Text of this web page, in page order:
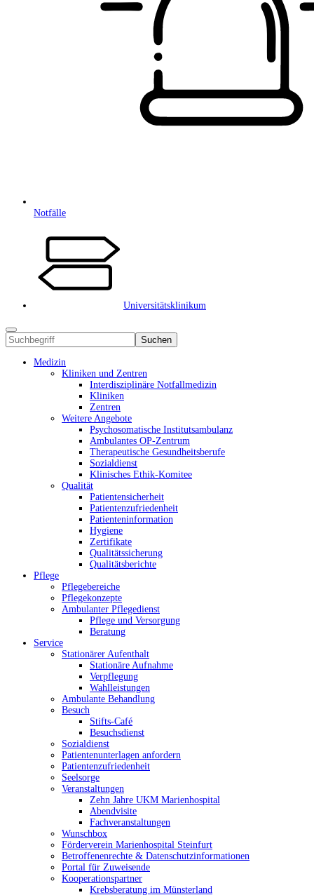
Notfälle
Universitätsklinikum
Suchen
Medizin
Kliniken und Zentren
Interdisziplinäre Notfallmedizin
Kliniken
Zentren
Weitere Angebote
Psychosomatische Institutsambulanz
Ambulantes OP-Zentrum
Therapeutische Gesundheitsberufe
Sozialdienst
Klinisches Ethik-Komitee
Qualität
Patientensicherheit
Patientenzufriedenheit
Patienteninformation
Hygiene
Zertifikate
Qualitätssicherung
Qualitätsberichte
Pflege
Pflegebereiche
Pflegekonzepte
Ambulanter Pflegedienst
Pflege und Versorgung
Beratung
Service
Stationärer Aufenthalt
Stationäre Aufnahme
Verpflegung
Wahlleistungen
Ambulante Behandlung
Besuch
Stifts-Café
Besuchsdienst
Sozialdienst
Patientenunterlagen anfordern
Patientenzufriedenheit
Seelsorge
Veranstaltungen
Zehn Jahre UKM Marienhospital
Abendvisite
Fachveranstaltungen
Wunschbox
Förderverein Marienhospital Steinfurt
Betroffenenrechte & Datenschutzinformationen
Portal für Zuweisende
Kooperationspartner
Krebsberatung im Münsterland